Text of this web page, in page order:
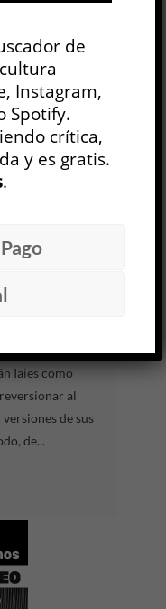
este disco en
dado conocer que
17 de octubre de
las preguntas)
Iaies como
al
de sus
de...
de
Instagram,
Spotify.
crítica,
y es gratis.
.